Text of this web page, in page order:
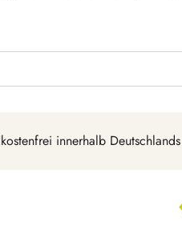
laden
in Galerieansicht laden
Bild 10 in Galerieansicht
Bild 11 in
innerhalb Deutschlands